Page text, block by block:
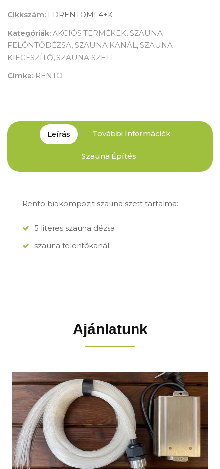
Cikkszám: FDRENTOMF4+K
Kategóriák: AKCIÓS TERMÉKEK, SZAUNA
FELÖNTŐDÉZSA, SZAUNA KANÁL, SZAUNA
KIEGÉSZÍTŐ, SZAUNA SZETT
Címke: RENTO
Leírás További Információk
Szauna Építés
Rento biokompozit szauna szett tartalma:
5 literes szauna dézsa
szauna felöntőkanál
Ajánlatunk